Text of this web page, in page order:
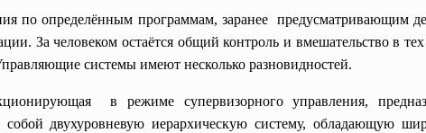
по определённым программам, заранее предусматривающим
За человеком остаётся общий контроль и вмешательство в тех
системы имеют несколько разновидностей.
в режиме супервизорного управления,
двухуровневую иерархическую систему, обладающую